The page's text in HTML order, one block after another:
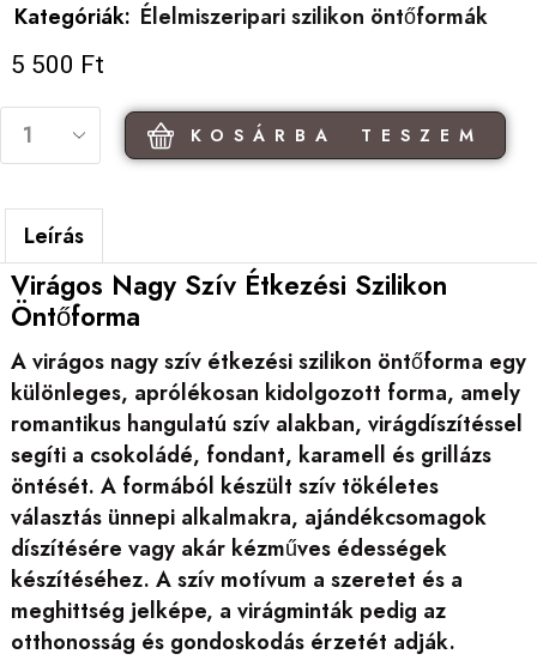
Kategóriák: Élelmiszeripari szilikon öntőformák
5 500 Ft
KOSÁRBA TESZEM
Leírás
Virágos Nagy Szív Étkezési Szilikon
Öntőforma
A virágos nagy szív étkezési szilikon öntőforma egy
különleges, aprólékosan kidolgozott forma, amely
romantikus hangulatú szív alakban, virágdíszítéssel
segíti a csokoládé, fondant, karamell és grillázs
öntését. A formából készült szív tökéletes
választás ünnepi alkalmakra, ajándékcsomagok
díszítésére vagy akár kézműves édességek
készítéséhez. A szív motívum a szeretet és a
meghittség jelképe, a virágminták pedig az
otthonosság és gondoskodás érzetét adják.